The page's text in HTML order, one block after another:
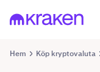
Hem Köp kryptovaluta